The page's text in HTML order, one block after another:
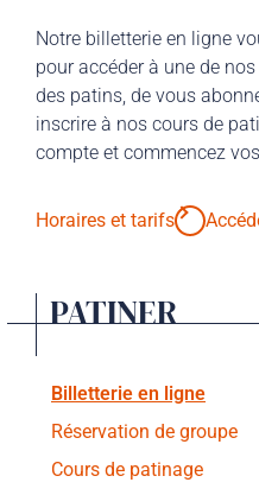
PATINER
Billetterie en ligne
Réservation de groupe
Cours de patinage
Notre billetterie en ligne
pour accéder à une de
des patins, de vous
inscrire à nos cours de
compte et commencez
Horaires et tarifs